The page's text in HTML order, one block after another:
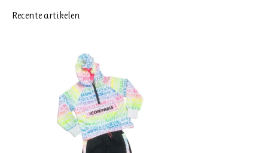
Recente artikelen